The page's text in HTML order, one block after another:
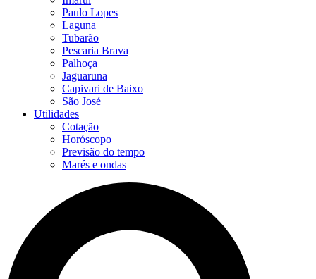
Paulo Lopes
Laguna
Tubarão
Pescaria Brava
Palhoça
Jaguaruna
Capivari de Baixo
São José
Utilidades
Cotação
Horóscopo
Previsão do tempo
Marés e ondas